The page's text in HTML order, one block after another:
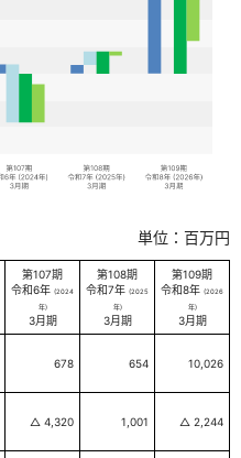
単位：百万円
第107期
令和6年 (2024
年)
3月期
第108期
令和7年 (2025
年)
3月期
第109期
令和8年 (2026
年)
3月期
678 654 10,026
△ 4,320 1,001 △ 2,244